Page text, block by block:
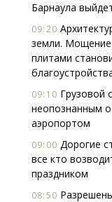
Барнаула
09:20
земли.
плитами
09:10 Грузовой
неопознанным
аэропортом
09:00 Дорогие
все кто
праздником
08:50